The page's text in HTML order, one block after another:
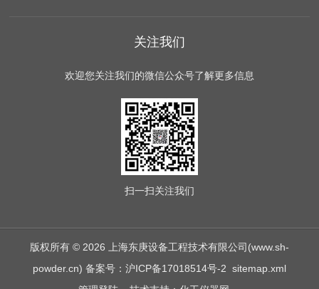
关注我们
欢迎您关注我们的微信公众号了解更多信息
扫一扫关注我们
版权所有 © 2026 上海东庚设备工程技术有限公司(www.sh-
powder.cn) 备案号：沪ICP备17018514号-2 sitemap.xml